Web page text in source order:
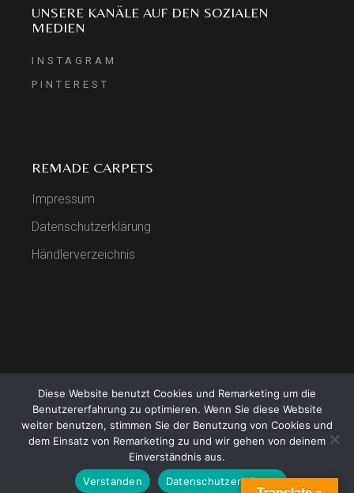
UNSERE KANÄLE AUF DEN SOZIALEN
MEDIEN
INSTAGRAM
PINTEREST
REMADE CARPETS
Impressum
Datenschutzerklärung
Händlerverzeichnis
COPYRIGHT BY REMADE
Diese Website benutzt Cookies und Remarketing um die
Benutzererfahrung zu optimieren. Wenn Sie diese Website
weiter benutzen, stimmen Sie der Benutzung von Cookies und
dem Einsatz von Remarketing zu und wir gehen von deinem
Einverständnis aus.
Verstanden
Datenschutzerklärung